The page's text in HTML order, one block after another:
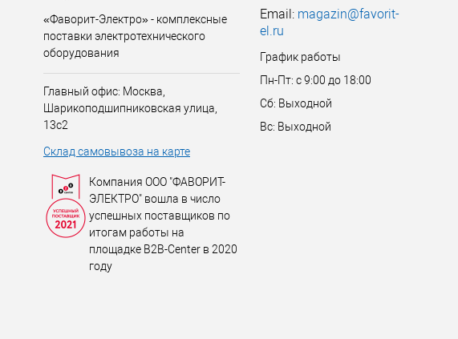
«Фаворит-Электро» - комплексные
поставки электротехнического
оборудования
Главный офис: Москва,
Шарикоподшипниковская улица,
13с2
Склад самовывоза на карте
Компания ООО "ФАВОРИТ-
ЭЛЕКТРО" вошла в число
успешных поставщиков по
итогам работы на
площадке B2B-Center в 2020
году
Email: magazin@favorit-
el.ru
График работы
Пн-Пт: с 9:00 до 18:00
Сб: Выходной
Вс: Выходной